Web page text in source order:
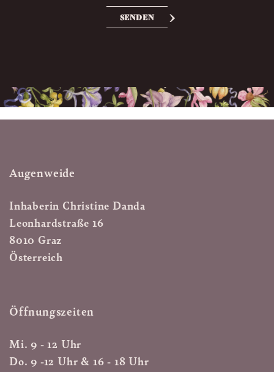
Augenweide
Inhaberin Christine Danda
Leonhardstraße 16
8010 Graz
Österreich
Öffnungszeiten
Mi. 9 - 12 Uhr
Do. 9 -12 Uhr & 16 - 18 Uhr